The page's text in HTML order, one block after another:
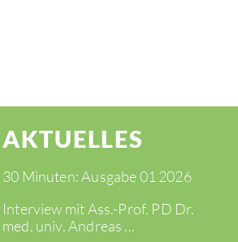
AKTU­ELLES
30 Minuten: Ausgabe 01 2026
Inter­view mit Ass.-Prof. PD Dr.
med. univ. Andreas ...